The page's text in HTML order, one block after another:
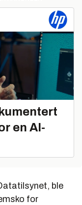
en AI-
ble
for